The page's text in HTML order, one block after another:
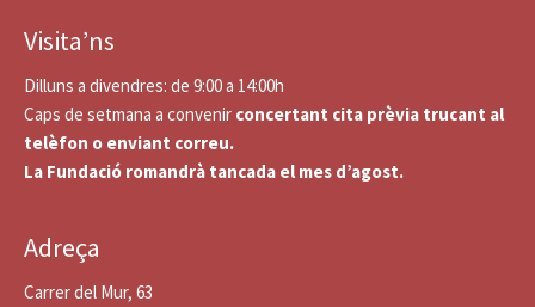
Visita’ns
Dilluns a divendres: de 9:00 a 14:00h
Caps de setmana a convenir concertant cita prèvia trucant al
telèfon o enviant correu.
La Fundació romandrà tancada el mes d’agost.
Adreça
Carrer del Mur, 63